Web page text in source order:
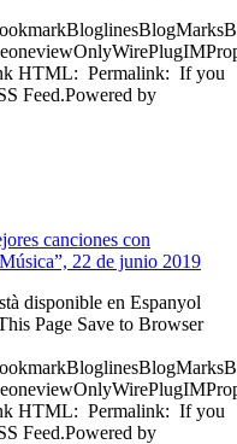
HTML: Permalink: If you
Feed.Powered by
canciones con
22 de junio 2019
disponible en Espanyol
Page Save to Browser
HTML: Permalink: If you
Feed.Powered by